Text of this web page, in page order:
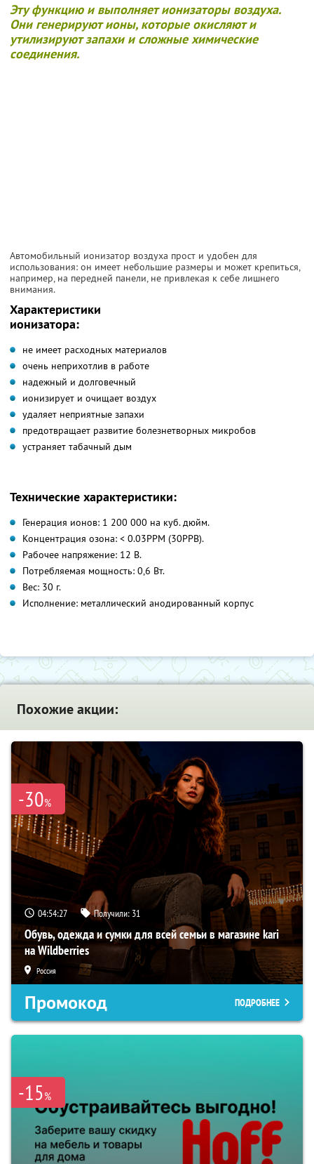
Эту функцию и выполняет ионизаторы воздуха.
Они генерируют ионы, которые окисляют и
утилизируют запахи и сложные химические
соединения.
Автомобильный ионизатор воздуха прост и удобен для
использования: он имеет небольшие размеры и может крепиться,
например, на передней панели, не привлекая к себе лишнего
внимания.
Характеристики
ионизатора:
не имеет расходных материалов
очень неприхотлив в работе
надежный и долговечный
ионизирует и очищает воздух
удаляет неприятные запахи
предотвращает развитие болезнетворных микробов
устраняет табачный дым
Технические характеристики:
Генерация ионов: 1 200 000 на куб. дюйм.
Концентрация озона: < 0.03PPM (30PPB).
Рабочее напряжение: 12 В.
Потребляемая мощность: 0,6 Вт.
Вес: 30 г.
Исполнение: металлический анодированный корпус
Похожие акции:
-30%
04:54:26 Получили: 31
Обувь, одежда и сумки для всей семьи в магазине kari
на Wildberries
Россия
Промокод ПОДРОБНЕЕ
-15%